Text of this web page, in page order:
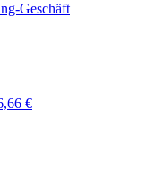
Geschäft
€